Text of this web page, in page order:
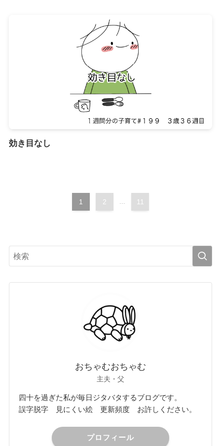
効き目なし
1 2 ... 11
おちゃむおちゃむ
主夫・父
四十を過ぎた私が毎日ジタバタするブログです。
誤字脱字 見にくい絵 更新頻度 お許しください。
プロフィール